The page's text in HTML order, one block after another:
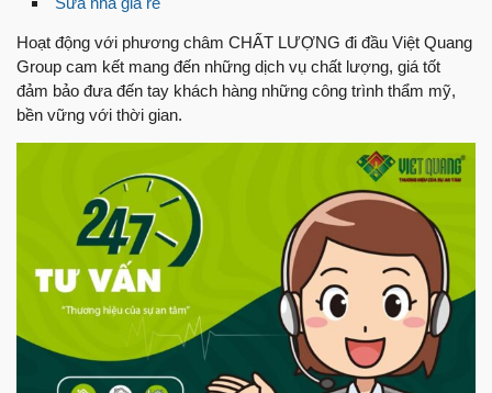
Hoạt động với phương châm CHẤT LƯỢNG đi đầu Việt Quang
Group cam kết mang đến những dịch vụ chất lượng, giá tốt
đảm bảo đưa đến tay khách hàng những công trình thẩm mỹ,
bền vững với thời gian.